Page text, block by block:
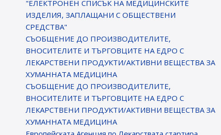
"ЕЛЕКТРОНЕН СПИСЪК НА МЕДИЦИНСКИТЕ
ИЗДЕЛИЯ, ЗАПЛАЩАНИ С ОБЩЕСТВЕНИ
СРЕДСТВА"
СЪОБЩЕНИЕ ДО ПРОИЗВОДИТЕЛИТЕ,
ВНОСИТЕЛИТЕ И ТЪРГОВЦИТЕ НА ЕДРО С
ЛЕКАРСТВЕНИ ПРОДУКТИ/АКТИВНИ ВЕЩЕСТВА ЗА
ХУМАННАТА МЕДИЦИНА
СЪОБЩЕНИЕ ДО ПРОИЗВОДИТЕЛИТЕ,
ВНОСИТЕЛИТЕ И ТЪРГОВЦИТЕ НА ЕДРО С
ЛЕКАРСТВЕНИ ПРОДУКТИ/АКТИВНИ ВЕЩЕСТВА ЗА
ХУМАННАТА МЕДИЦИНА